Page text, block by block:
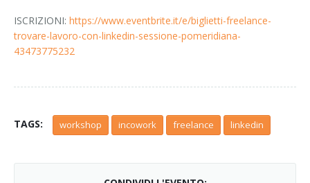
ISCRIZIONI: https://www.eventbrite.it/e/biglietti-freelance-
trovare-lavoro-con-linkedin-sessione-pomeridiana-
43473775232
TAGS: workshop incowork freelance linkedin